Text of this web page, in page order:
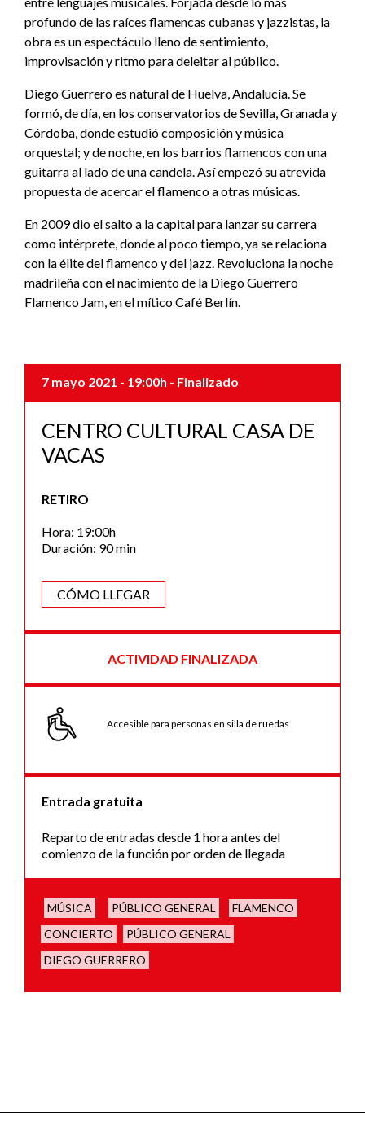
profundo de las raíces flamencas cubanas y jazzistas, la
obra es un espectáculo lleno de sentimiento,
improvisación y ritmo para deleitar al público.
Diego Guerrero es natural de Huelva, Andalucía. Se
formó, de día, en los conservatorios de Sevilla, Granada y
Córdoba, donde estudió composición y música
orquestal; y de noche, en los barrios flamencos con una
guitarra al lado de una candela. Así empezó su atrevida
propuesta de acercar el flamenco a otras músicas.
En 2009 dio el salto a la capital para lanzar su carrera
como intérprete, donde al poco tiempo, ya se relaciona
con la élite del flamenco y del jazz. Revoluciona la noche
madrileña con el nacimiento de la Diego Guerrero
Flamenco Jam, en el mítico Café Berlín.
7 mayo 2021 - 19:00h - Finalizado
CENTRO CULTURAL CASA DE
VACAS
RETIRO
Hora: 19:00h
Duración: 90 min
CÓMO LLEGAR
ACTIVIDAD FINALIZADA
Accesible para personas en silla de ruedas
Entrada gratuita
Reparto de entradas desde 1 hora antes del
comienzo de la función por orden de llegada
MÚSICA PÚBLICO GENERAL
FLAMENCO
CONCIERTO
PÚBLICO GENERAL
DIEGO GUERRERO